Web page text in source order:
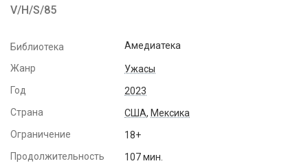
О сайте
Активировать промокод
V/H/S/85
Библиотека Амедиатека
Жанр
Ужасы
Год
2023
Страна
США, Мексика
Ограничение
18+
Продолжительность
107 мин.